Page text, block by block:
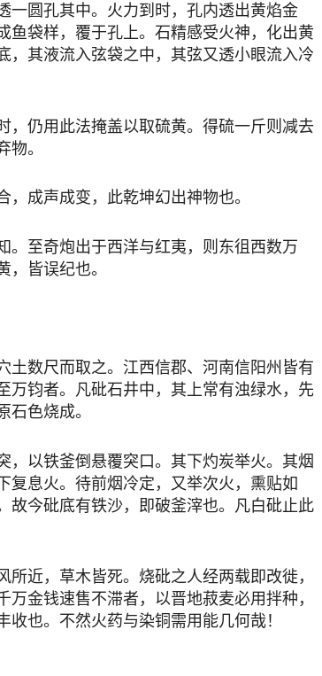
一圆孔其中。火力到时，孔内透出黄焰金
鱼袋样，覆于孔上。石精感受火神，化出黄
，其液流入弦袋之中，其弦又透小眼流入冷
仍用此法掩盖以取硫黄。得硫一斤则减去
。
成声成变，此乾坤幻出神物也。
至奇炮出于西洋与红夷，则东徂西数万
皆误纪也。
数尺而取之。江西信郡、河南信阳州皆有
万钧者。凡砒石井中，其上常有浊绿水，先
色烧成。
以铁釜倒悬覆突口。其下灼炭举火。其烟
复息火。待前烟冷定，又举次火，熏贴如
故今砒底有铁沙，即破釜滓也。凡白砒止此
近，草木皆死。烧砒之人经两载即改徙，
金钱速售不滞者，以晋地菽麦必用拌种，
也。不然火药与染铜需用能几何哉！